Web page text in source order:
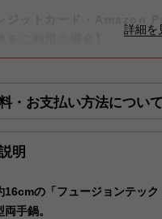
（木）迄の『ご注文』は8
ビニ決済をご利用の場合】
次発送いたします。
以降の発送となります。
・お支払い方法について
（税込）
・関東・信越・
明
16cmの「フュージョンテッ
手鍋。